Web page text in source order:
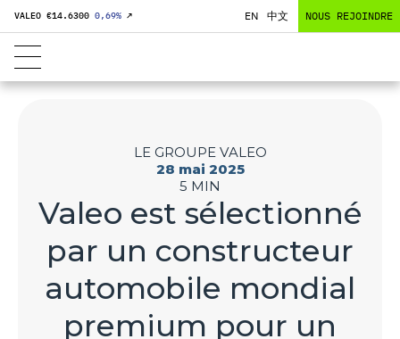
VALEO €14.6300 0,69% ↗ EN 中文 NOUS REJOINDRE
LE GROUPE VALEO
28 mai 2025
5 MIN
Valeo est sélectionné
par un constructeur
automobile mondial
premium pour un